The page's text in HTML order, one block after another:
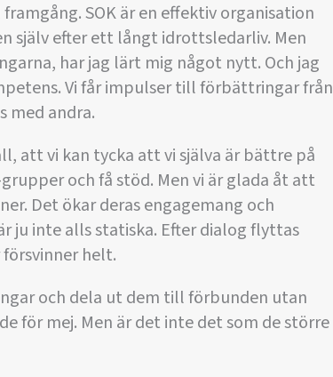
SOK är en effektiv organisation
själv efter ett långt idrottsledarliv. Men
har jag lärt mig något nytt. Och jag
Vi får impulser till förbättringar från
med andra.
att vi kan tycka att vi själva är bättre på
och få stöd. Men vi är glada åt att
Det ökar deras engagemang och
ju inte alls statiska. Efter dialog flyttas
helt.
och dela ut dem till förbunden utan
för mej. Men är det inte det som de större